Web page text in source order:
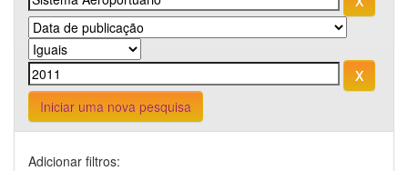
Iniciar uma nova pesquisa
Adicionar filtros: